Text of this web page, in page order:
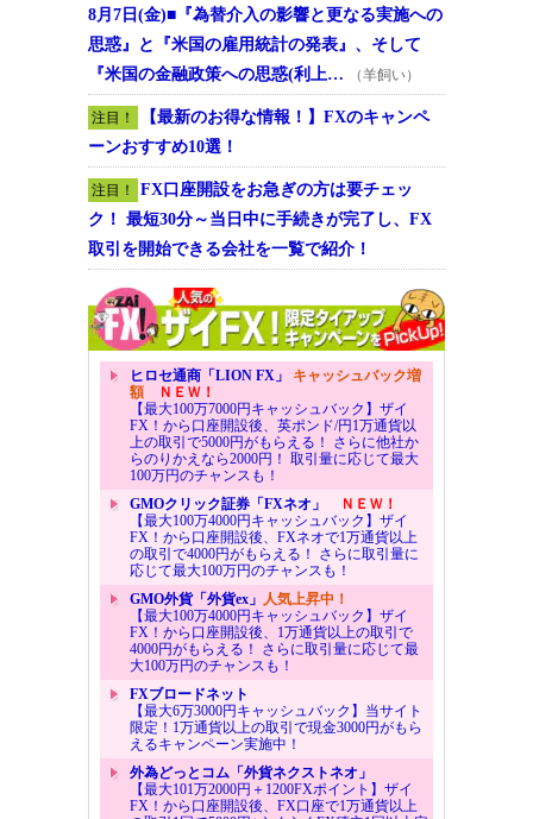
8月7日(金)■『為替介入の影響と更なる実施への
思惑』と『米国の雇用統計の発表』、そして
『米国の金融政策への思惑(利上…
（羊飼い）
注目！
【最新のお得な情報！】FXのキャンペ
ーンおすすめ10選！
注目！
FX口座開設をお急ぎの方は要チェッ
ク！ 最短30分～当日中に手続きが完了し、FX
取引を開始できる会社を一覧で紹介！
ヒロセ通商「LION FX」 キャッシュバック増
額ＮＥＷ！
【最大100万7000円キャッシュバック】ザイ
FX！から口座開設後、英ポンド/円1万通貨以
上の取引で5000円がもらえる！ さらに他社か
らのりかえなら2000円！ 取引量に応じて最大
100万円のチャンスも！
GMOクリック証券「FXネオ」
ＮＥＷ！
【最大100万4000円キャッシュバック】ザイ
FX！から口座開設後、FXネオで1万通貨以上
の取引で4000円がもらえる！ さらに取引量に
応じて最大100万円のチャンスも！
GMO外貨「外貨ex」 人気上昇中！
【最大100万4000円キャッシュバック】ザイ
FX！から口座開設後、1万通貨以上の取引で
4000円がもらえる！ さらに取引量に応じて最
大100万円のチャンスも！
FXブロードネット
【最大6万3000円キャッシュバック】当サイト
限定！1万通貨以上の取引で現金3000円がもら
えるキャンペーン実施中！
外為どっとコム「外貨ネクストネオ」
【最大101万2000円＋1200FXポイント】ザイ
FX！から口座開設後、FX口座で1万通貨以上